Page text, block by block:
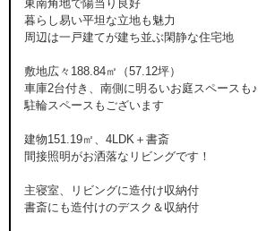
東南角地で陽当り良好
暮らし易い平坦な立地も魅力
周辺は一戸建てが建ち並ぶ閑静な住宅地
敷地広々188.84㎡（57.12坪）
車庫2台付き、南側に明るいお庭スペースも♪
駐輪スペースもございます
建物151.19㎡、4LDK＋書斎
間接照明がお洒落なリビングです！
主寝室、リビングに造付け収納付
書斎にも造付けのデスク＆収納付